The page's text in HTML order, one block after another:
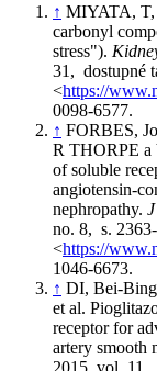
↑ MIYATA,
carbonyl
stress").
31, dostupné
<https://
0098-6577.
↑ FORBES,
R THORPE
of soluble
angiotensin-
nephropathy.
no. 8, s.
<https://
1046-6673.
↑ DI, Bei-
et al.
receptor for
artery smooth
2015, vol. 11,